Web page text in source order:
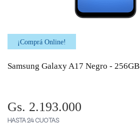
¡Comprá Online!
Samsung Galaxy A17 Negro - 256GB
Gs. 2.193.000
HASTA 24 CUOTAS